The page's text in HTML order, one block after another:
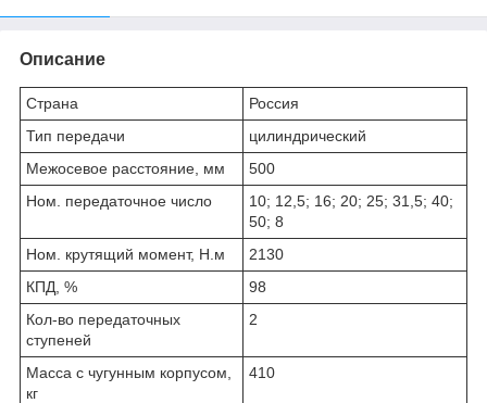
Описание
Страна
Россия
Тип передачи
цилиндрический
Межосевое расстояние, мм
500
Ном. передаточное число
10; 12,5; 16; 20; 25; 31,5; 40;
50; 8
Ном. крутящий момент, Н.м
2130
КПД, %
98
Кол-во передаточных
ступеней
2
Масса с чугунным корпусом,
кг
410